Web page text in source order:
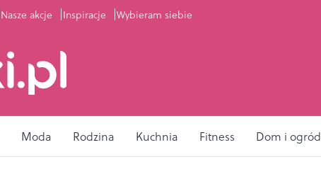
Nasze akcje Inspiracje Wybieram siebie
Moda Rodzina Kuchnia Fitness Dom i ogród